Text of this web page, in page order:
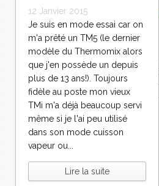
12 Janvier 2015
Je suis en mode essai car on
m'a prêté un TM5 (le dernier
modèle du Thermomix alors
que j'en possède un depuis
plus de 13 ans!). Toujours
fidèle au poste mon vieux
TMi m'a déjà beaucoup servi
même si je l'ai peu utilisé
dans son mode cuisson
vapeur ou...
Lire la suite
Newsletter
Abonnez-vous
nouveaux articles
E
m
i
l
Catégories
Plat
Bavardages